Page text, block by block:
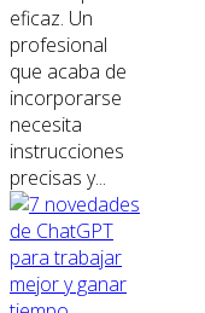
eficaz. Un
profesional
que acaba de
incorporarse
necesita
instrucciones
precisas y...